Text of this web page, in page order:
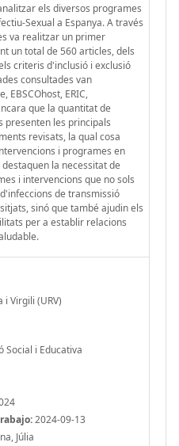
els diversos programes
Sexual a Espanya. A través
va realitzar un primer
un total de 560 articles, dels
criteris d'inclusió i exclusió
consultades van
EBSCOhost, ERIC,
que la quantitat de
presenten les principals
revisats, la qual cosa
i programes en
la necessitat de
i intervencions que no sols
de transmissió
sinó que també ajudin els
per a establir relacions
i Virgili (URV)
Social i Educativa
2024-09-13
Júlia